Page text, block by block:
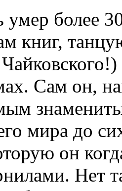
более
книг,
Сам он,
мира до
он
Нет